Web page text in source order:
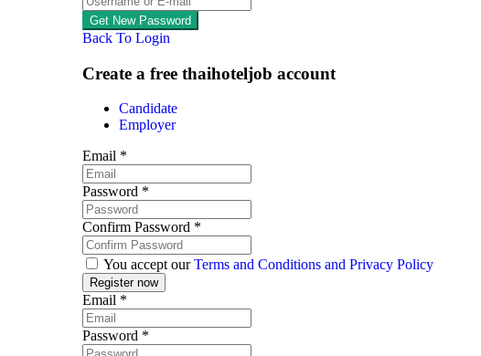
Back To Login
Create a free thaihoteljob account
Candidate
Employer
Email *
Password *
Confirm Password *
You accept ourTerms and Conditions and Privacy Policy
Email *
Password *